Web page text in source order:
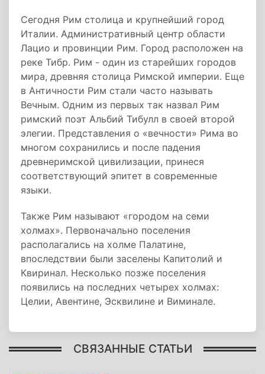
Сегодня Рим столица и крупнейший город
Италии. Административный центр области
Лацио и провинции Рим. Город расположен на
реке Тибр. Рим - один из старейших городов
мира, древняя столица Римской империи. Еще
в Античности Рим стали часто называть
Вечным. Одним из первых так назвал Рим
римский поэт Альбий Тибулл в своей второй
элегии. Представления о «вечности» Рима во
многом сохранились и после падения
древнеримской цивилизации, принеся
соответствующий эпитет в современные
языки.
Также Рим называют «городом на семи
холмах». Первоначально поселения
располагались на холме Палатине,
впоследствии были заселены Капитолий и
Квиринал. Несколько позже поселения
появились на последних четырех холмах:
Целии, Авентине, Эсквилине и Виминале.
СВЯЗАННЫЕ СТАТЬИ